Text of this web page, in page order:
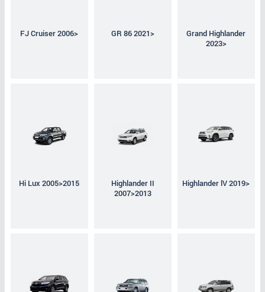
FJ Cruiser 2006> GR 86 2021>
Grand Highlander
2023>
Hi Lux 2005>2015
Highlander II
2007>2013
Highlander lV 2019>